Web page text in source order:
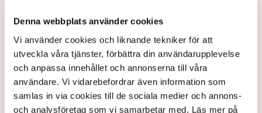
Denna webbplats använder cookies
Vi använder cookies och liknande tekniker för att
utveckla våra tjänster, förbättra din användarupplevelse
och anpassa innehållet och annonserna till våra
användare. Vi vidarebefordrar även information som
samlas in via cookies till de sociala medier och annons-
och analysföretag som vi samarbetar med. Läs mer på
Ogräsfröspridningen och de igengrävda dikena kan
utredas som skadegörelse eller sabotage. Men för att
polisen ska kunna inleda en utredning direkt på plats
krävs att brottet pågår eller nyss har avslutats, samt
konkreta bevis eller utpekade misstänkta.
– Anmälningar om till exempel fröspridningen är